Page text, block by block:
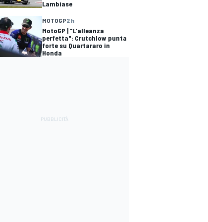
Lambiase
MOTOGP2 h
MotoGP | "L'alleanza
perfetta": Crutchlow punta
forte su Quartararo in
Honda